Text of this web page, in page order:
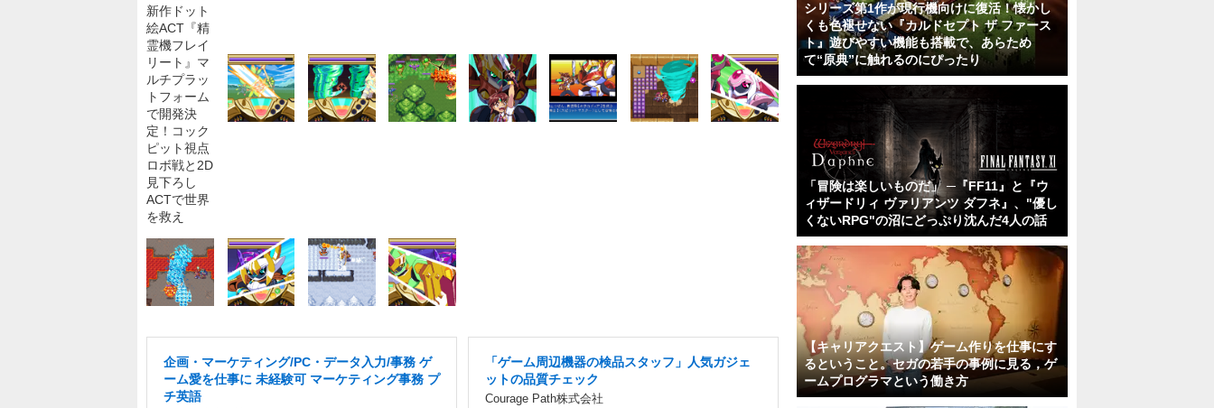
企画・マーケティング/PC・データ入力/事務 ゲ
ーム愛を仕事に 未経験可 マーケティング事務 プ
チ英語
「ゲーム周辺機器の検品スタッフ」人気ガジェ
ットの品質チェック
Courage Path株式会社
シリーズ第1作が現行機向けに復活！懐かし
くも色褪せない『カルドセプト ザ ファース
ト』遊びやすい機能も搭載で、あらため
て“原典”に触れるのにぴったり
「冒険は楽しいものだ」 ─『FF11』と『ウ
ィザードリィ ヴァリアンツ ダフネ』、"優し
くないRPG"の沼にどっぷり沈んだ4人の話
【キャリアクエスト】ゲーム作りを仕事にす
るということ。セガの若手の事例に見る，ゲ
ームプログラマという働き方